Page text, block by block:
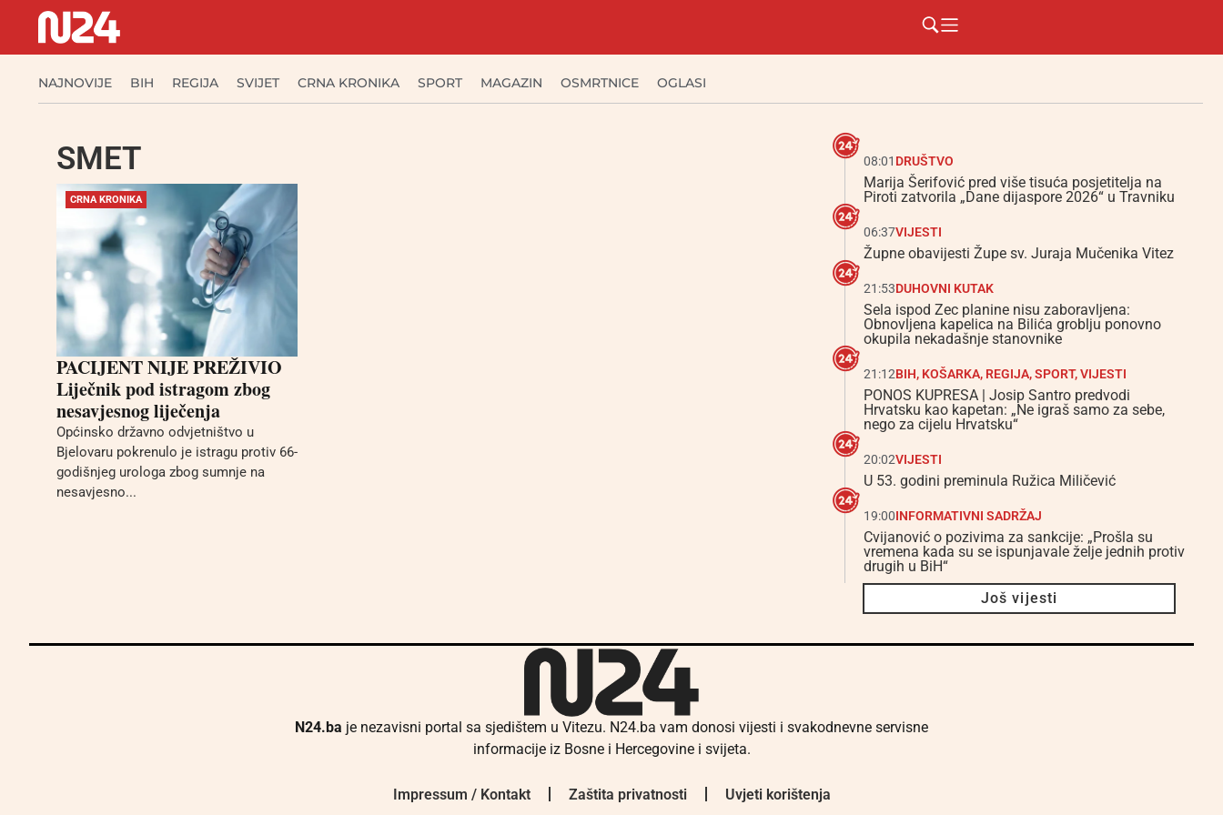
NAJNOVIJE BIH REGIJA SVIJET CRNA KRONIKA SPORT MAGAZIN OSMRTNICE OGLASI
SMET
CRNA KRONIKA
PACIJENT NIJE PREŽIVIO
Liječnik pod istragom zbog
nesavjesnog liječenja
Općinsko državno odvjetništvo u
Bjelovaru pokrenulo je istragu protiv 66-
godišnjeg urologa zbog sumnje na
nesavjesno...
08:01 DRUŠTVO
Marija Šerifović pred više tisuća posjetitelja na
Piroti zatvorila „Dane dijaspore 2026“ u Travniku
06:37VIJESTI
Župne obavijesti Župe sv. Juraja Mučenika Vitez
21:53DUHOVNI KUTAK
Sela ispod Zec planine nisu zaboravljena:
Obnovljena kapelica na Bilića groblju ponovno
okupila nekadašnje stanovnike
21:12BIH, KOŠARKA, REGIJA,SPORT,VIJESTI
PONOS KUPRESA | Josip Santro predvodi
Hrvatsku kao kapetan: „Ne igraš samo za sebe,
nego za cijelu Hrvatsku“
20:02VIJESTI
U 53. godini preminula Ružica Miličević
19:00INFORMATIVNI SADRŽAJ
Cvijanović o pozivima za sankcije: „Prošla su
vremena kada su se ispunjavale želje jednih protiv
drugih u BiH“
Još vijesti
N24.ba je nezavisni portal sa sjedištem u Vitezu. N24.ba vam donosi vijesti i svakodnevne servisne
informacije iz Bosne i Hercegovine i svijeta.
Impressum / Kontakt Zaštita privatnosti Uvjeti korištenja